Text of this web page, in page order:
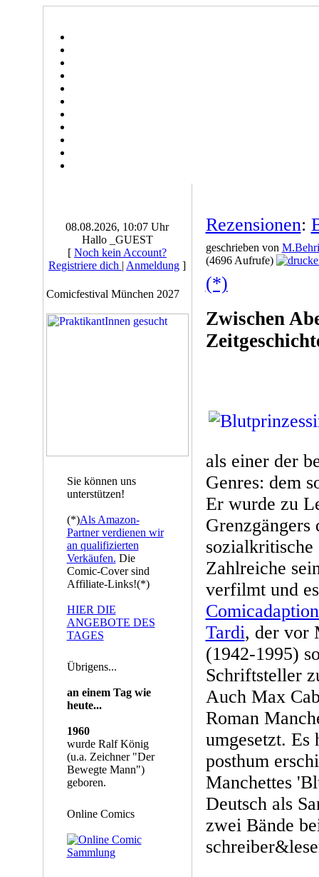
08.08.2026, 10:07 Uhr
Hallo _GUEST
[ Noch kein Account?
Registriere dich | Anmeldung ]
Comicfestival München 2027
Sie können uns
unterstützen!
(*)Als Amazon-
Partner verdienen wir
an qualifizierten
Verkäufen. Die
Comic-Cover sind
Affiliate-Links!(*)
HIER DIE
ANGEBOTE DES
TAGES
Übrigens...
an einem Tag wie
heute...
1960
wurde Ralf König
(u.a. Zeichner "Der
Bewegte Mann")
geboren.
Online Comics
Rezensionen:
geschrieben von
(4696 Aufrufe)
(*)
Zwischen
als einer der
Genres: dem
Er wurde zu
sozialkritische
Zahlreiche
verfilmt und
Tardi, der vor
(1942-1995)
Schriftsteller
Auch Max
Roman
umgesetzt. Es
posthum
Manchettes
Deutsch als
zwei Bände